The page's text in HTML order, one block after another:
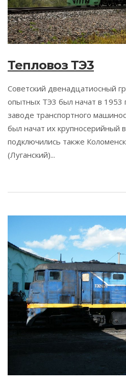
Тепловоз ТЭ3
Советский двенадцатиосный
опытных ТЭ3 был начат в 1953
заводе транспортного
был начат их крупносерийный
подключились также
(Луганский)...